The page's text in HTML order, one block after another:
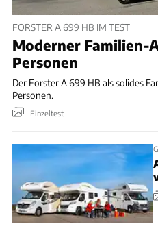
FORSTER A 699 HB IM TEST
Moderner Familien-
Personen
Der Forster A 699 HB als solides
Personen.
Einzeltest